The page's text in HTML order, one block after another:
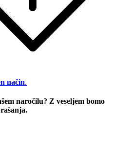
način.
naročilu? Z veseljem bomo